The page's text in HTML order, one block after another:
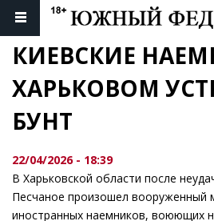
КИЕВСКИЕ
ХАРЬКОВОМ
БУНТ
22/04/2026 - 18:39
В Харьковской области после
Песчаное произошел вооруженный
иностранных наемников, воюющих